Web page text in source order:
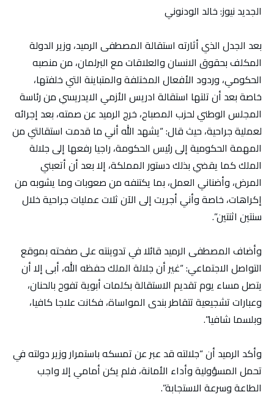
الجديد نيوز: خالد الودنوني
بعد الجدل الذي أثارته استقالة المصطفى الرميد، وزير الدولة
المكلف بحقوق الانسان والعلاقات مع البرلمان، من منصبه
الحكومي، وردود الأفعال المختلفة والمتباينة التي خلفتها،
خاصة بعد أن تلتها استقالة ادريس الأزمي الايدريسي من رئاسة
المجلس الوطني لحزب المصباح، خرج الرميد عن صمته، بعد إجرائه
لعملية جراحية، حيث قال: “يشهد الله أني ما قدمت استقالتي من
المهمة الحكومية إلى رئيس الحكومة، راجيا رفعها إلى جلالة
الملك كما يقضي بذلك دستور المملكة، إلا بعد أن أتعبني
المرض، وأضناني العمل، بما يكتنفه من صعوبات وما يشوبه من
إكراهات، خاصة وأني أجريت إلى الآن ثلات عمليات جراحية خلال
سنتين اثنتين”.
وأضاف المصطفى الرميد قائلا في تدوينته على صفحته بموقع
التواصل الاجتماعي: “غير أن جلالة الملك حفظه الله، أبى إلا أن
يتصل مساء يوم تقديم الاستقالة بكلمات أبوية تفوح بالحنان،
وعبارات تشجيعية تتقاطر بندى المواساة، فكانت علاجا كافيا،
وبلسما شافيا”.
وأكد الرميد أن “جلالته قد عبر عن تمسكه باستمرار وزير دولته في
تحمل المسؤولية وأداء الأمانة، فلم يكن أمامي إلا واجب
الطاعة وسرعة الاستجابة”.